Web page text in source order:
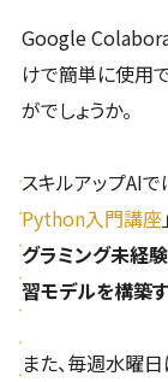
Google
けで簡単に使用
がでしょうか。
スキルアップAIで
Python入門講座
グラミング未経
習モデルを構築す
また、毎週水曜